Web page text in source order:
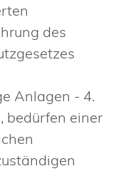
des
Anlagen - 4.
bedürfen einer